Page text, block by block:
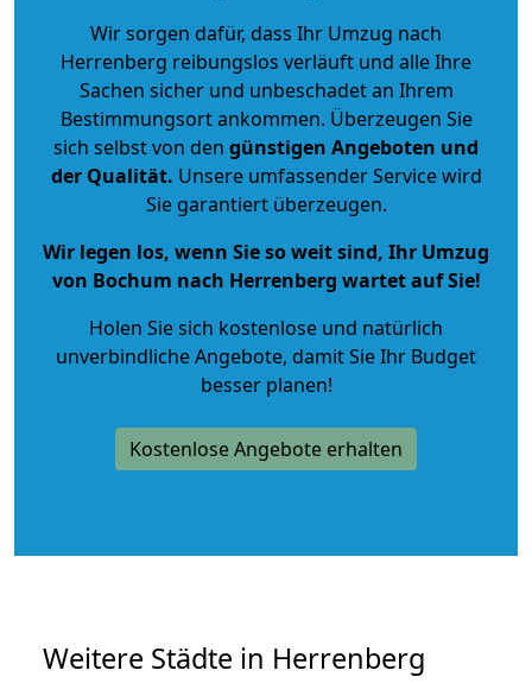
Wir sorgen dafür, dass Ihr Umzug nach
Herrenberg reibungslos verläuft und alle Ihre
Sachen sicher und unbeschadet an Ihrem
Bestimmungsort ankommen. Überzeugen Sie
sich selbst von den günstigen Angeboten und
der Qualität. Unsere umfassender Service wird
Sie garantiert überzeugen.
Wir legen los, wenn Sie so weit sind, Ihr Umzug
von Bochum nach Herrenberg wartet auf Sie!
Holen Sie sich kostenlose und natürlich
unverbindliche Angebote, damit Sie Ihr Budget
besser planen!
Kostenlose Angebote erhalten
Weitere Städte in Herrenberg